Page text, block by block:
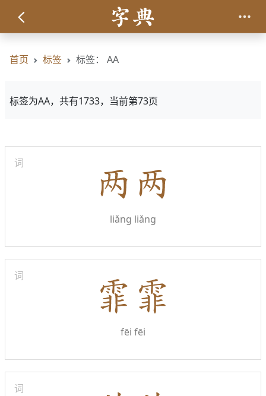
首页 标签 标签： AA
标签为AA，共有1733，当前第73页
词
liǎng liǎng
词
fēi fēi
词